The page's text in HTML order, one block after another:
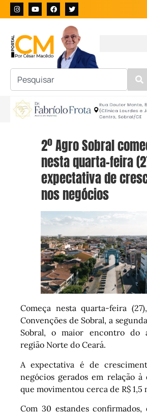
2º Agro Sobral
nesta quarta-feira
expectativa de
nos negócios
Começa nesta quarta-feira
Convenções de Sobral, a
Sobral, o maior encontro do
região Norte do Ceará.
A expectativa é de
negócios gerados em relação à
que movimentou cerca de R$ 1,5
Com 30 estandes